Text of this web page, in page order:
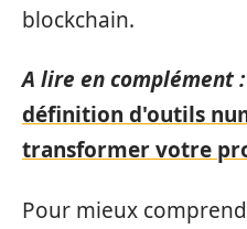
blockchain.
A lire en complément :
définition d'outils
transformer votre
Pour mieux